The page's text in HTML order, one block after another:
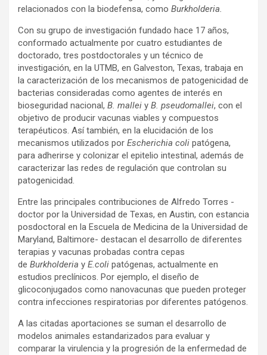
relacionados con la biodefensa, como Burkholderia.
Con su grupo de investigación fundado hace 17 años,
conformado actualmente por cuatro estudiantes de
doctorado, tres postdoctorales y un técnico de
investigación, en la UTMB, en Galveston, Texas, trabaja en
la caracterización de los mecanismos de patogenicidad de
bacterias consideradas como agentes de interés en
bioseguridad nacional, B. mallei y B. pseudomallei, con el
objetivo de producir vacunas viables y compuestos
terapéuticos. Así también, en la elucidación de los
mecanismos utilizados por Escherichia coli patógena,
para adherirse y colonizar el epitelio intestinal, además de
caracterizar las redes de regulación que controlan su
patogenicidad.
Entre las principales contribuciones de Alfredo Torres -
doctor por la Universidad de Texas, en Austin, con estancia
posdoctoral en la Escuela de Medicina de la Universidad de
Maryland, Baltimore- destacan el desarrollo de diferentes
terapias y vacunas probadas contra cepas
de Burkholderia y E.coli patógenas, actualmente en
estudios preclínicos. Por ejemplo, el diseño de
glicoconjugados como nanovacunas que pueden proteger
contra infecciones respiratorias por diferentes patógenos.
A las citadas aportaciones se suman el desarrollo de
modelos animales estandarizados para evaluar y
comparar la virulencia y la progresión de la enfermedad de